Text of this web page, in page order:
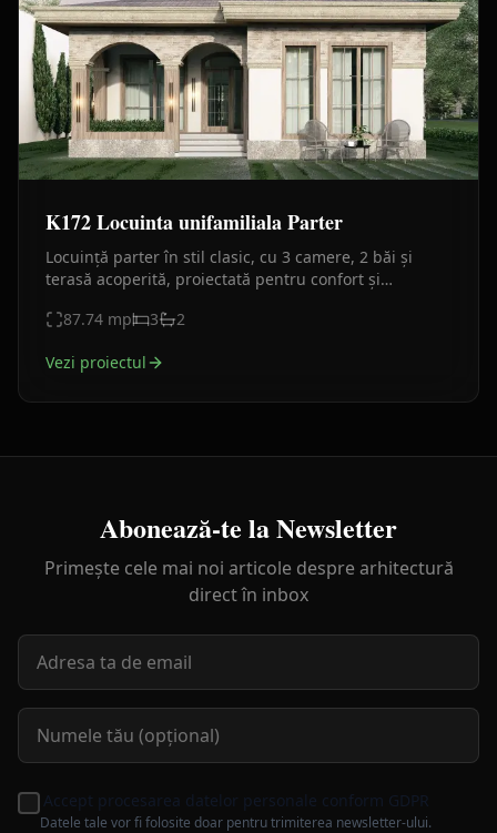
K172 Locuinta unifamiliala Parter
Locuință parter în stil clasic, cu 3 camere, 2 băi și
terasă acoperită, proiectată pentru confort și
87.74 mp 3 2
Vezi proiectul
Abonează-te la Newsletter
Primește cele mai noi articole despre arhitectură
direct în inbox
Accept procesarea datelor personale conform GDPR
Datele tale vor fi folosite doar pentru trimiterea newsletter-ului.